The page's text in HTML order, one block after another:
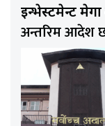
इन्भेस्टमेन्ट मेगा
अन्तरिम आदेश